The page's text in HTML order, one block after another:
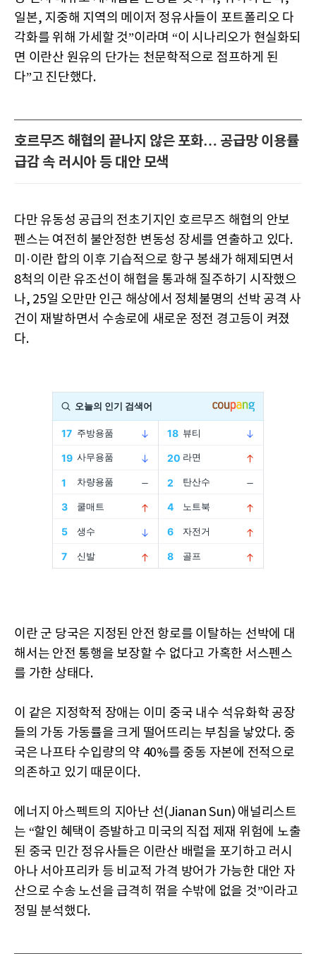
일본, 지중해 지역의 메이저 정유사들이 포트폴리오 다
각화를 위해 가세할 것”이라며 “이 시나리오가 현실화되
면 이란산 원유의 단가는 천문학적으로 점프하게 된
다”고 진단했다.
호르무즈 해협의 끝나지 않은 포화… 공급망 이용률
급감 속 러시아 등 대안 모색
다만 유동성 공급의 전초기지인 호르무즈 해협의 안보
펜스는 여전히 불안정한 변동성 장세를 연출하고 있다.
미·이란 합의 이후 기습적으로 항구 봉쇄가 해제되면서
8척의 이란 유조선이 해협을 통과해 질주하기 시작했으
나, 25일 오만만 인근 해상에서 정체불명의 선박 공격 사
건이 재발하면서 수송로에 새로운 정전 경고등이 켜졌
다.
이란 군 당국은 지정된 안전 항로를 이탈하는 선박에 대
해서는 안전 통행을 보장할 수 없다고 가혹한 서스펜스
를 가한 상태다.
이 같은 지정학적 장애는 이미 중국 내수 석유화학 공장
들의 가동 가동률을 크게 떨어뜨리는 부침을 낳았다. 중
국은 나프타 수입량의 약 40%를 중동 자본에 전적으로
의존하고 있기 때문이다.
에너지 아스펙트의 지아난 선(Jianan Sun) 애널리스트
는 “할인 혜택이 증발하고 미국의 직접 제재 위험에 노출
된 중국 민간 정유사들은 이란산 배럴을 포기하고 러시
아나 서아프리카 등 비교적 가격 방어가 가능한 대안 자
산으로 수송 노선을 급격히 꺾을 수밖에 없을 것”이라고
정밀 분석했다.